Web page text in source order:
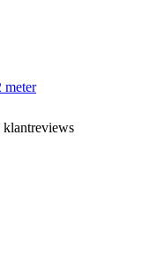
klantreviews